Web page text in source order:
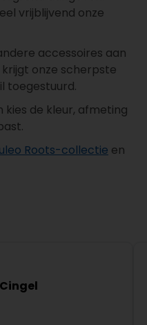
vrijblijvend onze
accessoires aan
onze scherpste
toegestuurd.
kies de kleur, afmeting
Roots-collectie en